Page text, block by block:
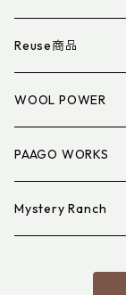
衣類小物
アイウェア
寝具小物
Reuse商品
WOOL POWER
PAAGO WORKS
Mystery Ranch